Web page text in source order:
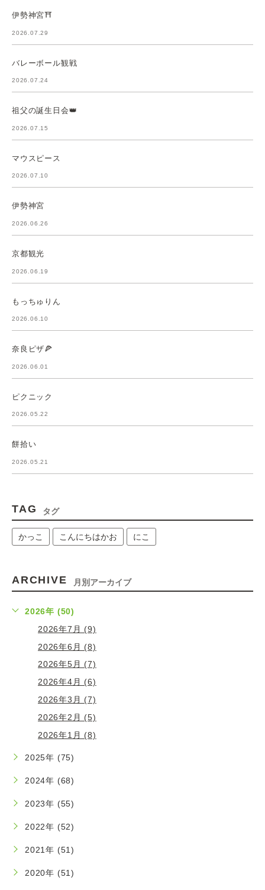
伊勢神宮⛩️
2026.07.29
バレーボール観戦
2026.07.24
祖父の誕生日会👑
2026.07.15
マウスピース
2026.07.10
伊勢神宮
2026.06.26
京都観光
2026.06.19
もっちゅりん
2026.06.10
奈良ピザ🍕
2026.06.01
ピクニック
2026.05.22
餅拾い
2026.05.21
TAG タグ
かっこ こんにちはかお にこ
ARCHIVE 月別アーカイブ
2026年 (50)
2026年7月 (9)
2026年6月 (8)
2026年5月 (7)
2026年4月 (6)
2026年3月 (7)
2026年2月 (5)
2026年1月 (8)
2025年 (75)
2024年 (68)
2023年 (55)
2022年 (52)
2021年 (51)
2020年 (51)